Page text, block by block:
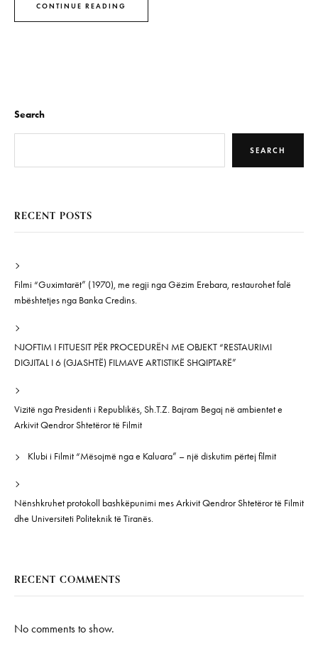
CONTINUE READING
Search
SEARCH
RECENT POSTS
Filmi “Guximtarët” (1970), me regji nga Gëzim Erebara, restaurohet falë
mbështetjes nga Banka Credins.
NJOFTIM I FITUESIT PËR PROCEDURËN ME OBJEKT “RESTAURIMI
DIGJITAL I 6 (GJASHTË) FILMAVE ARTISTIKË SHQIPTARË”
Vizitë nga Presidenti i Republikës, Sh.T.Z. Bajram Begaj në ambientet e
Arkivit Qendror Shtetëror të Filmit
Klubi i Filmit “Mësojmë nga e Kaluara” – një diskutim përtej filmit
Nënshkruhet protokoll bashkëpunimi mes Arkivit Qendror Shtetëror të Filmit
dhe Universiteti Politeknik të Tiranës.
RECENT COMMENTS
No comments to show.